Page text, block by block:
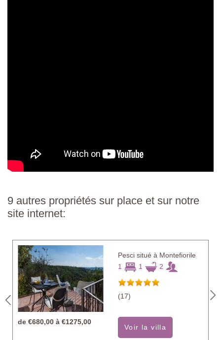
9 autres propriétés sur place et sur notre
site internet:
Pesci situé à Montefiorile
1
1 2
(17)
de €680,00 à €1275,00
Voir la villa